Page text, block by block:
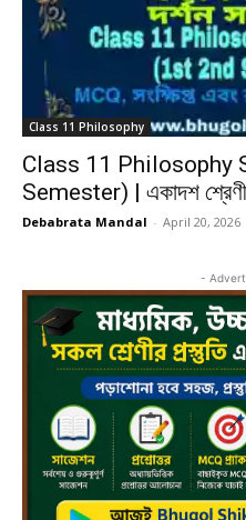
Class 11 Philosophy
Class 11 Philosophy
Semester) | একাদশ
Debabrata Mandal - April 20, 2026
-